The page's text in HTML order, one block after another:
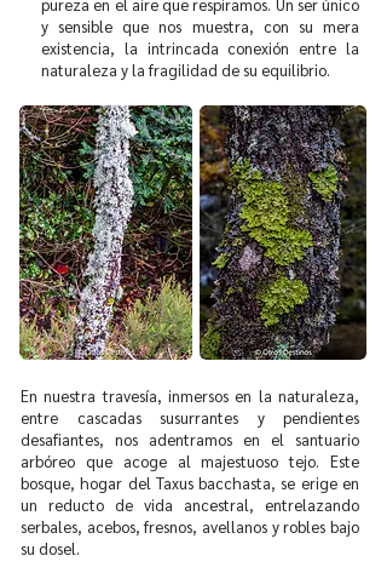
pureza en el aire que respiramos. Un ser único
y sensible que nos muestra, con su mera
existencia, la intrincada conexión entre la
naturaleza y la fragilidad de su equilibrio.
En nuestra travesía, inmersos en la naturaleza,
entre cascadas susurrantes y pendientes
desafiantes, nos adentramos en el santuario
arbóreo que acoge al majestuoso tejo. Este
bosque, hogar del Taxus bacchasta, se erige en
un reducto de vida ancestral, entrelazando
serbales, acebos, fresnos, avellanos y robles bajo
su dosel.